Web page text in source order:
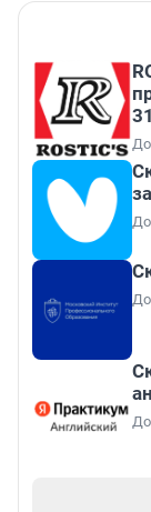
До
До
До
До